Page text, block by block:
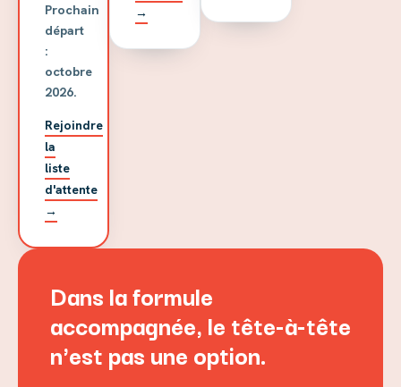
Prochain
départ
:
octobre
2026.
Rejoindre
la
liste
d'attente
→
→
Dans la formule
accompagnée, le tête-à-tête
n'est pas une option.